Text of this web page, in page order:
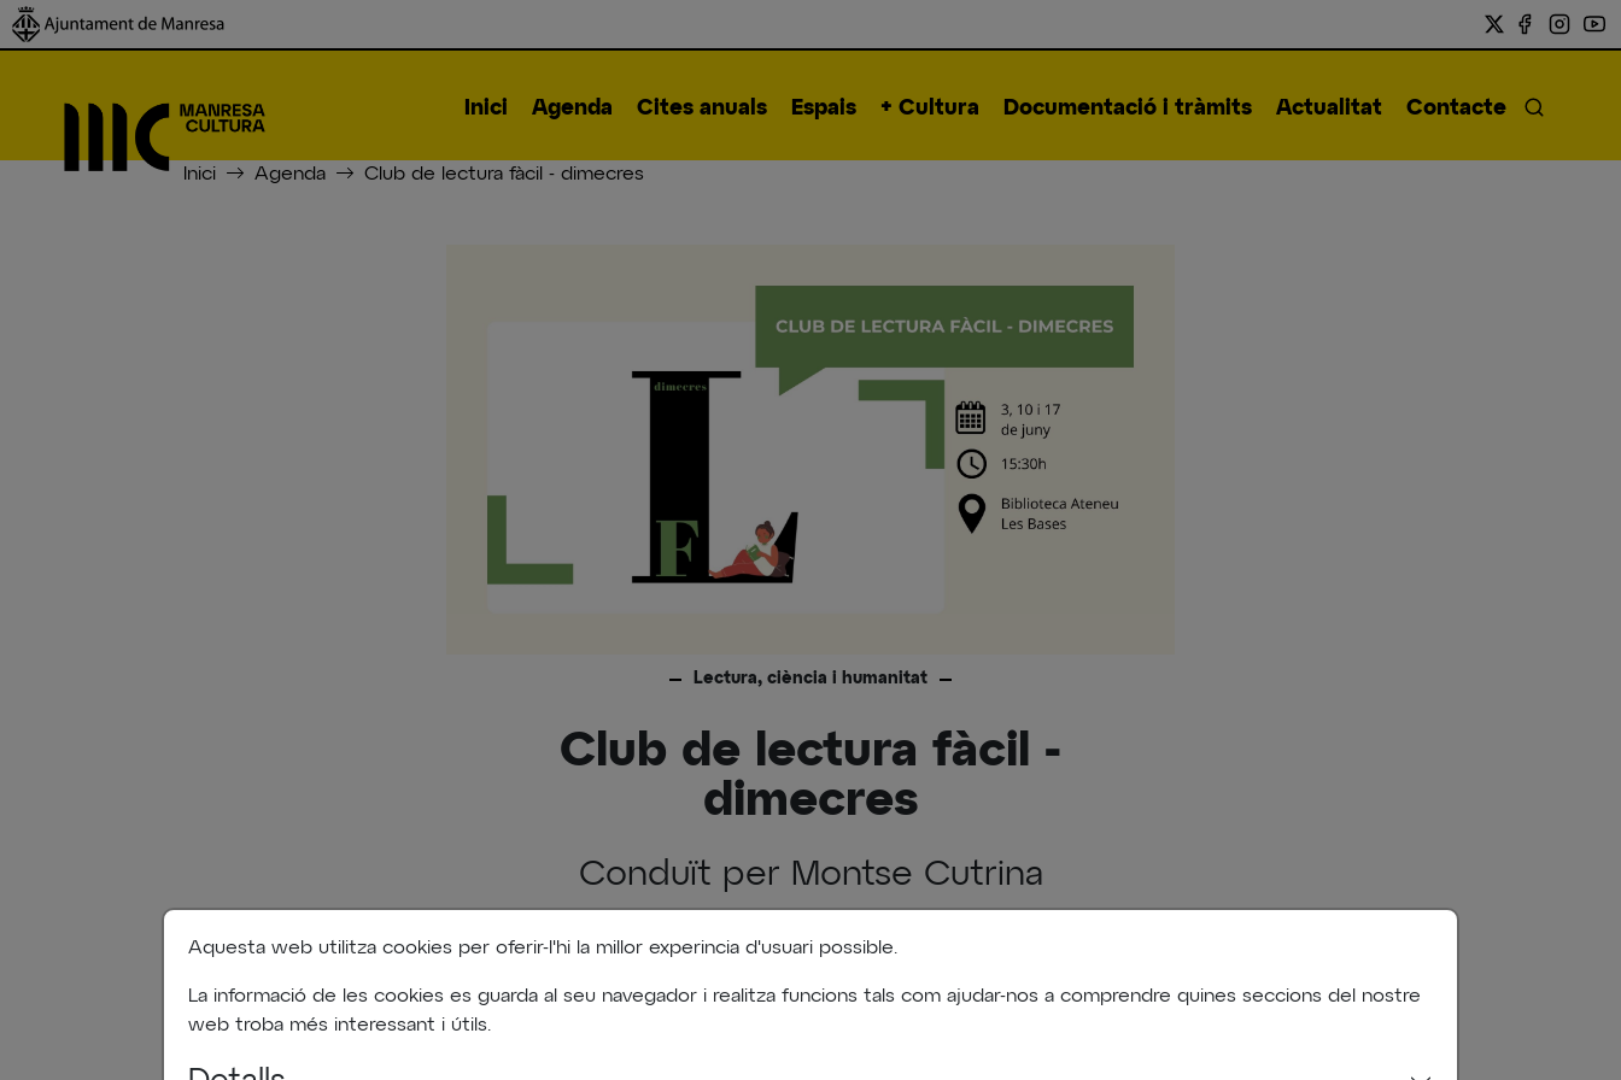
Aquesta web utilitza cookies per oferir-l'hi la millor experincia d'usuari possible.
La informació de les cookies es guarda al seu navegador i realitza funcions tals com ajudar-nos a comprendre quines seccions del nostre
web troba més interessant i útils.
Inici Agenda Cites anuals Espais + Cultura Documentació i tràmits Actualitat Contacte
Inici Agenda Club de lectura fàcil - dimecres
Lectura, ciència i humanitat
Club de lectura fàcil -
dimecres
Conduït per Montse Cutrina
Dimecres, 03 de Juny a les 15:30h fins a les 23:59h
iCal